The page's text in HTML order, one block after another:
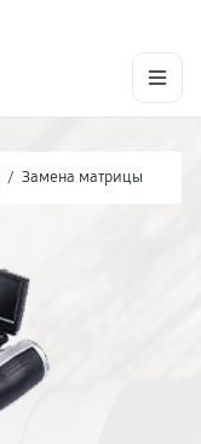
/ Замена матрицы